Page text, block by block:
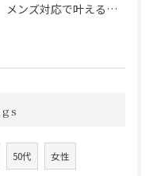
メンズ対応で叶える自然な眉毛タトゥーの魅力
50代 女性